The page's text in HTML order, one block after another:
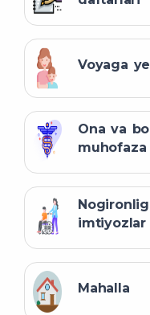
Voyaga
Ona va
imtiyozlar
Mahalla